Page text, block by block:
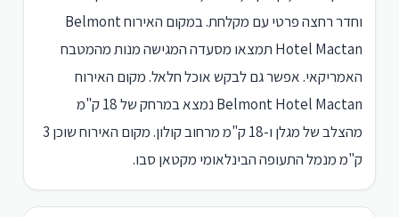
וחדר רחצה פרטי עם מקלחת. במקום האירוח Belmont
Hotel Mactan תמצאו מסעדה המגישה מנות מהמטבח
האמריקאי. אפשר גם לבקש אוכל חלאל. מקום האירוח
Belmont Hotel Mactan נמצא במרחק של 18 ק"מ
מהצלב של מגלן ו-18 ק"מ מרחוב קולון. מקום האירוח שוכן 3
ק"מ מנמל התעופה הבינלאומי מקטאן סבו.